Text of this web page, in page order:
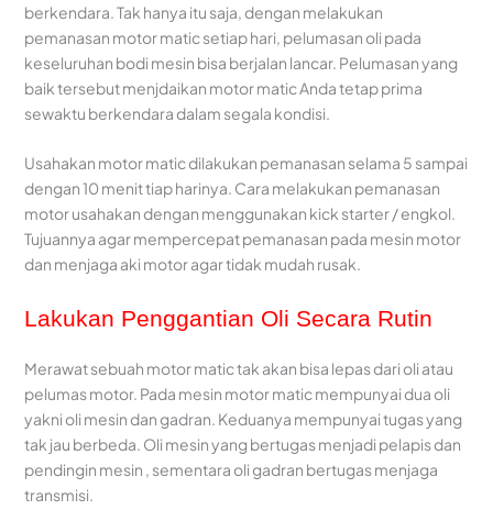
berkendara. Tak hanya itu saja, dengan melakukan
pemanasan motor matic setiap hari, pelumasan oli pada
keseluruhan bodi mesin bisa berjalan lancar. Pelumasan yang
baik tersebut menjdaikan motor matic Anda tetap prima
sewaktu berkendara dalam segala kondisi.
Usahakan motor matic dilakukan pemanasan selama 5 sampai
dengan 10 menit tiap harinya. Cara melakukan pemanasan
motor usahakan dengan menggunakan kick starter / engkol.
Tujuannya agar mempercepat pemanasan pada mesin motor
dan menjaga aki motor agar tidak mudah rusak.
Lakukan Penggantian Oli Secara Rutin
Merawat sebuah motor matic tak akan bisa lepas dari oli atau
pelumas motor. Pada mesin motor matic mempunyai dua oli
yakni oli mesin dan gadran. Keduanya mempunyai tugas yang
tak jau berbeda. Oli mesin yang bertugas menjadi pelapis dan
pendingin mesin , sementara oli gadran bertugas menjaga
transmisi.